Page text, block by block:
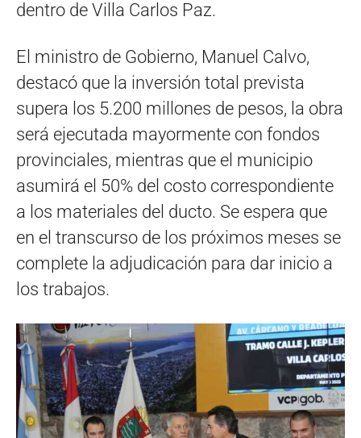
dentro de Villa Carlos Paz.
El ministro de Gobierno, Manuel Calvo,
destacó que la inversión total prevista
supera los 5.200 millones de pesos, la obra
será ejecutada mayormente con fondos
provinciales, mientras que el municipio
asumirá el 50% del costo correspondiente
a los materiales del ducto. Se espera que
en el transcurso de los próximos meses se
complete la adjudicación para dar inicio a
los trabajos.